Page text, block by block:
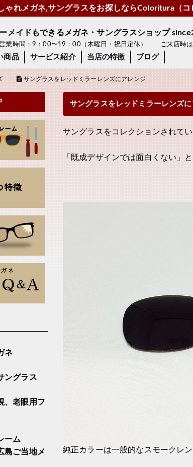
ゃれメガネ,サングラスをお探しならColoritura（
メイドもできるメガネ・サングラスショップ
業時間：9：00〜19：00（木曜日・祝日定休） ご来店時は
商品 サービス紹介 当店の特徴 ブログ
サングラスをレッドミラーレンズにアレンジ
サングラスをレッドミラーレンズ
サングラスをコレクションされてい
「既成デザインでは面白くない」
純正カラーは一般的なスモークレン
ネ
ングラス
、老眼用フ
ーム
島ご当地メ